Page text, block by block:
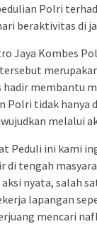
Polri
beraktivitas di
Jaya Kombes
membantu
Polri tidak hanya
melalui
Peduli ini kami
di tengah
nyata, salah
lapangan
mencari